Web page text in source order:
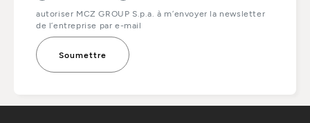
autoriser MCZ GROUP S.p.a. à m’envoyer la newsletter
de l’entreprise par e-mail